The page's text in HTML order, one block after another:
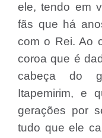
ele, tendo em
fãs que há
com o Rei. Ao
coroa que é
cabeça do
Itapemirim, e
gerações por
tudo que ele